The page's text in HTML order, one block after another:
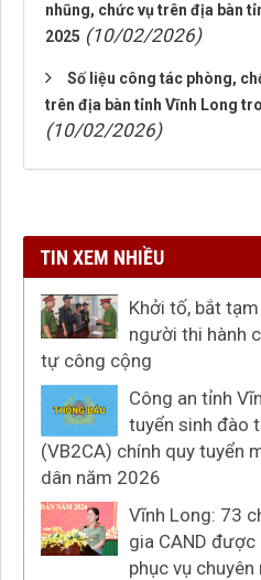
nhũng, chức vụ trên địa bàn
2025 (10/02/2026)
Số liệu công tác phòng,
trên địa bàn tỉnh Vĩnh Long
(10/02/2026)
TIN XEM NHIỀU
Khởi tố, bắt
người thi hành
tự công cộng
Công an tỉnh
tuyển sinh đào
(VB2CA) chính quy tuyển
dân năm 2026
Vĩnh Long: 73
gia CAND
phục vụ chuyên